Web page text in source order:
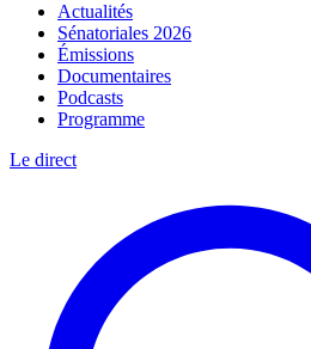
Actualités
Sénatoriales 2026
Émissions
Documentaires
Podcasts
Programme
Le direct